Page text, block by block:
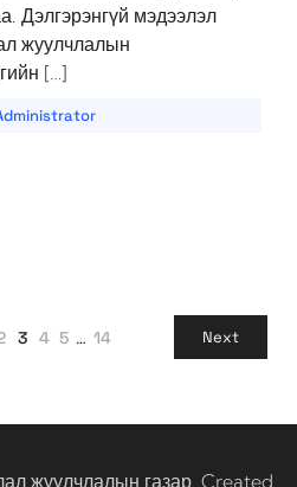
Дэлгэрэнгүй мэдээлэл
жуулчлалын
[…]
3 4 5 … 14 Next
жуулчлалын газар. Created